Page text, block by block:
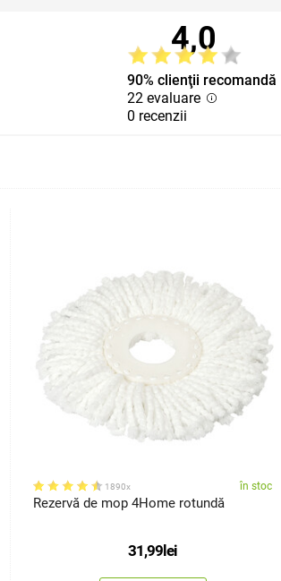
4,0
90% clienţii recomandă
22 evaluare
0 recenzii
1890x în stoc
Rezervă de mop 4Home rotundă
31,99lei